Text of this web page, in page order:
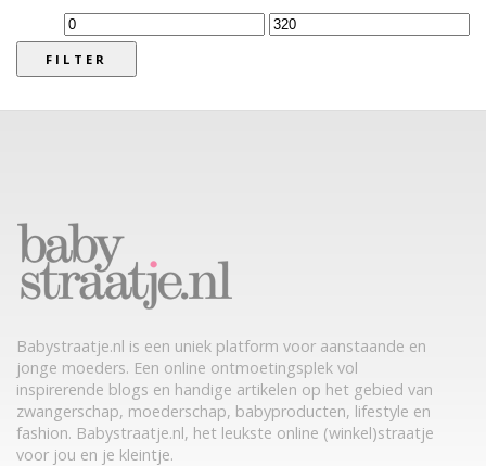
Min.
prijs
Max.
FILTER
Babystraatje.nl is een uniek platform voor aanstaande en
jonge moeders. Een online ontmoetingsplek vol
inspirerende blogs en handige artikelen op het gebied van
zwangerschap, moederschap, babyproducten, lifestyle en
fashion. Babystraatje.nl, het leukste online (winkel)straatje
voor jou en je kleintje.